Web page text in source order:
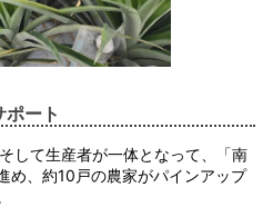
ート
して生産者が一体となって、「南
め、約10戸の農家がパインアップ